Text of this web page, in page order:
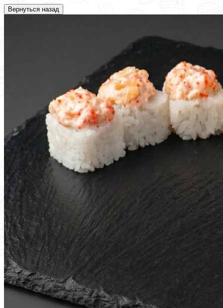
Вернуться назад